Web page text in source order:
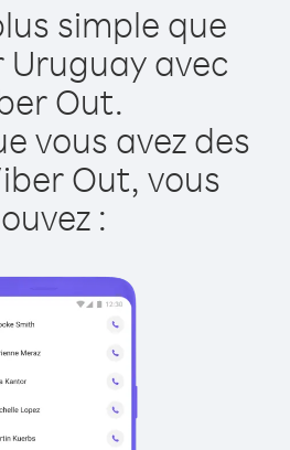
simple que
avec
Out.
vous avez des
Out, vous
: